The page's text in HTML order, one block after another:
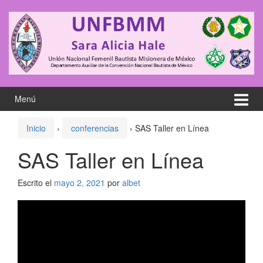
contenido
meú
principal
Menú
Inicio › conferencias › SAS Taller en Línea
SAS Taller en Línea
Escrito el mayo 2, 2021 por albet